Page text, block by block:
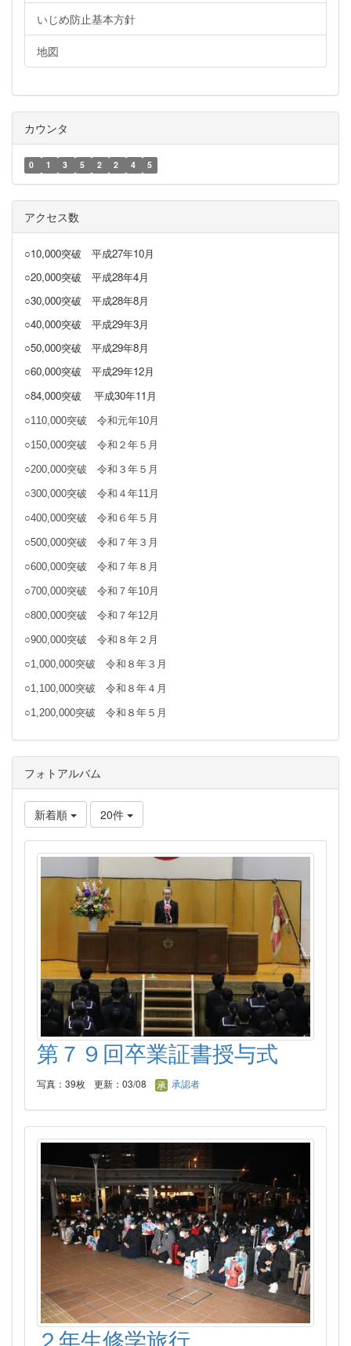
いじめ防止基本方針
地図
カウンタ
0 1 3 5 2 2 4 5
アクセス数
○10,000突破 平成27年10月
○20,000突破 平成28年4月
○30,000突破 平成28年8月
○40,000突破 平成29年3月
○50,000突破 平成29年8月
○60,000突破 平成29年12月
○84,000突破
平成30年11月
○110,000突破 令和元年10月
○150,000突破 令和２年５月
○200,000突破 令和３年５月
○300,000突破 令和４年11月
○400,000突破 令和６年５月
○500,000突破 令和７年３月
○600,000突破 令和７年８月
○700,000突破 令和７年10月
○800,000突破 令和７年12月
○900,000突破 令和８年２月
○1,000,000突破 令和８年３月
○1,100,000突破 令和８年４月
○1,200,000突破 令和８年５月
フォトアルバム
新着順 20件
第７９回卒業証書授与式
写真：39枚 更新：03/08 承認者
２年生修学旅行